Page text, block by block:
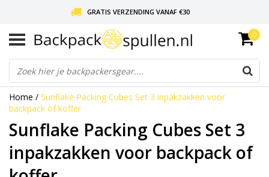
GRATIS VERZENDING VANAF €30
LIEFDE VOOR BACKPACKEN!
30 DAGEN GRATIS RETOUR
0
Home / Sunflake Packing Cubes Set 3 inpakzakken voor
backpack of koffer
Sunflake Packing Cubes Set 3
inpakzakken voor backpack of